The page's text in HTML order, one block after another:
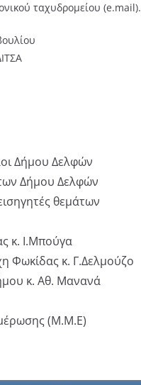
ταχυδρομείου (e.mail).
Δήμου Δελφών
Δήμου Δελφών
θεμάτων
κ. Ι.Μπούγα
Φωκίδας κ. Γ.Δελμούζο
κ. Αθ. Μανανά
(Μ.Μ.Ε)